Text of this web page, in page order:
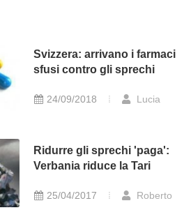
Svizzera: arrivano i farmaci
sfusi contro gli sprechi
24/09/2018 Lucia
Ridurre gli sprechi 'paga':
Verbania riduce la Tari
25/04/2017 Roberto